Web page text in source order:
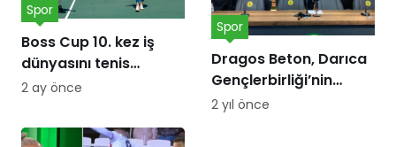
Boss Cup 10. kez iş
dünyasını tenis
kortunda
Spor
2 ay önce
Dragos Beton, Darıca
Gençlerbirliği’nin
forma göğüs
Spor
2 yıl önce